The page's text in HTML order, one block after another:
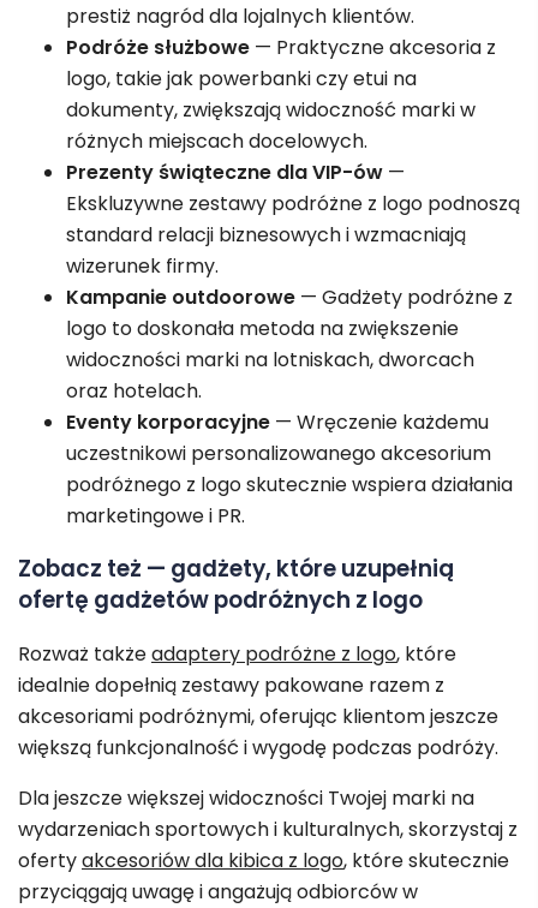
prestiż nagród dla lojalnych klientów.
Podróże służbowe — Praktyczne akcesoria z
logo, takie jak powerbanki czy etui na
dokumenty, zwiększają widoczność marki w
różnych miejscach docelowych.
Prezenty świąteczne dla VIP-ów —
Ekskluzywne zestawy podróżne z logo podnoszą
standard relacji biznesowych i wzmacniają
wizerunek firmy.
Kampanie outdoorowe — Gadżety podróżne z
logo to doskonała metoda na zwiększenie
widoczności marki na lotniskach, dworcach
oraz hotelach.
Eventy korporacyjne — Wręczenie każdemu
uczestnikowi personalizowanego akcesorium
podróżnego z logo skutecznie wspiera działania
marketingowe i PR.
Zobacz też — gadżety, które uzupełnią
ofertę gadżetów podróżnych z logo
Rozważ takżeadaptery podróżne z logo, które
idealnie dopełnią zestawy pakowane razem z
akcesoriami podróżnymi, oferując klientom jeszcze
większą funkcjonalność i wygodę podczas podróży.
Dla jeszcze większej widoczności Twojej marki na
wydarzeniach sportowych i kulturalnych, skorzystaj z
ofertyakcesoriów dla kibica z logo, które skutecznie
przyciągają uwagę i angażują odbiorców w